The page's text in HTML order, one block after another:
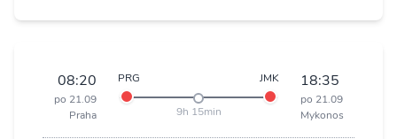
08:20
po 21.09
Praha
PRG JMK
9h 15min
18:35
po 21.09
Mykonos